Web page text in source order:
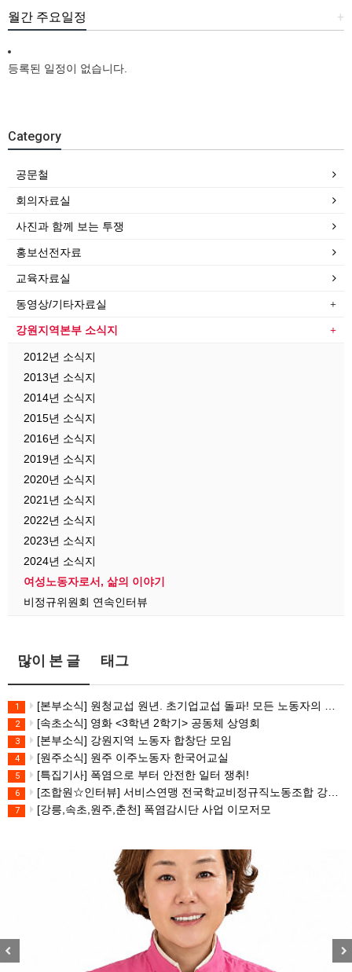
+
월간 주요일정
등록된 일정이 없습니다.
Category
공문철
회의자료실
사진과 함께 보는 투쟁
홍보선전자료
교육자료실
동영상/기타자료실
강원지역본부 소식지
2012년 소식지
2013년 소식지
2014년 소식지
2015년 소식지
2016년 소식지
2019년 소식지
2020년 소식지
2021년 소식지
2022년 소식지
2023년 소식지
2024년 소식지
여성노동자로서, 삶의 이야기
비정규위원회 연속인터뷰
많이 본 글 태그
1 [본부소식] 원청교섭 원년. 초기업교섭 돌파! 모든 노동자의 노동기본권 쟁취! 민주노총 7.15 총파업대회
2 [속초소식] 영화 <3학년 2학기> 공동체 상영회
3 [본부소식] 강원지역 노동자 합창단 모임
4 [원주소식] 원주 이주노동자 한국어교실
5 [특집기사] 폭염으로 부터 안전한 일터 쟁취!
6 [조합원☆인터뷰] 서비스연맹 전국학교비정규직노동조합 강원지부 김유미 춘천지회장
7 [강릉,속초,원주,춘천] 폭염감시단 사업 이모저모